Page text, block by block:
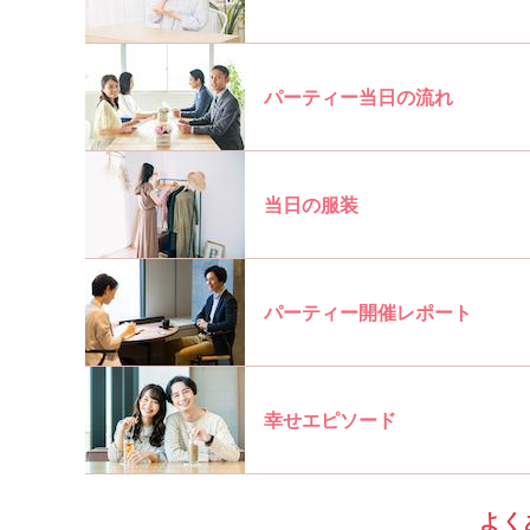
パーティー当日の流れ
当日の服装
パーティー開催レポート
幸せエピソード
よ